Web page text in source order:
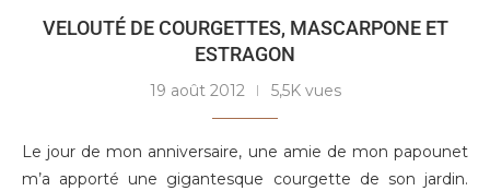
VELOUTÉ DE COURGETTES, MASCARPONE ET
ESTRAGON
19 août 2012 5,5K vues
Le jour de mon anniversaire, une amie de mon papounet
m’a apporté une gigantesque courgette de son jardin.